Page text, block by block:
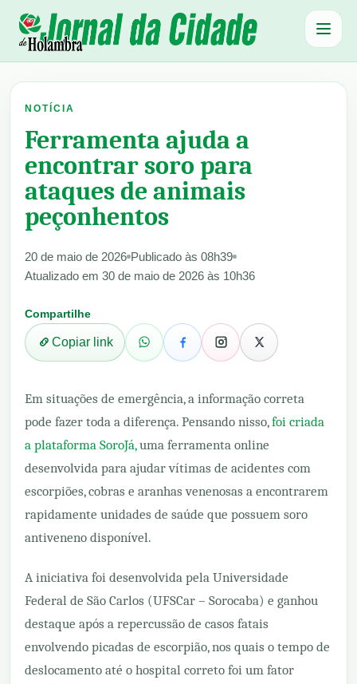
Abrir
NOTÍCIA
Ferramenta ajuda a
encontrar soro para
ataques de animais
peçonhentos
20 de maio de 2026 Publicado às 08h39
Atualizado em 30 de maio de 2026 às 10h36
Compartilhe
Copiar link
Em situações de emergência, a informação correta
pode fazer toda a diferença. Pensando nisso,foi criada
a plataforma SoroJá,uma ferramenta online
desenvolvida para ajudar vítimas de acidentes com
escorpiões, cobras e aranhas venenosas a encontrarem
rapidamente unidades de saúde que possuem soro
antiveneno disponível.
A iniciativa foi desenvolvida pela Universidade
Federal de São Carlos (UFSCar – Sorocaba) e ganhou
destaque após a repercussão de casos fatais
envolvendo picadas de escorpião, nos quais o tempo de
deslocamento até o hospital correto foi um fator